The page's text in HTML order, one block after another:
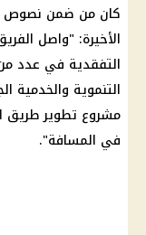
كان من ضمن نصوص
الأخيرة: "واصل
التفقدية في عدد
التنموية والخدمية
في المسافة".